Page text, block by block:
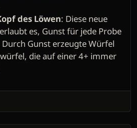
des Löwen: Diese neue
es, Gunst für jede Probe
Gunst erzeugte Würfel
die auf einer 4+ immer